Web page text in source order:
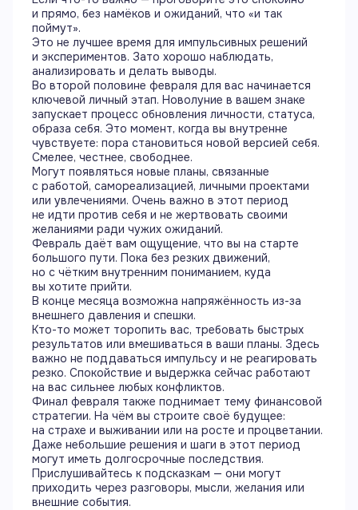
и прямо, без намёков и ожиданий, что «и так
поймут».
Это не лучшее время для импульсивных решений
и экспериментов. Зато хорошо наблюдать,
анализировать и делать выводы.
Во второй половине февраля для вас начинается
ключевой личный этап. Новолуние в вашем знаке
запускает процесс обновления личности, статуса,
образа себя. Это момент, когда вы внутренне
чувствуете: пора становиться новой версией себя.
Смелее, честнее, свободнее.
Могут появляться новые планы, связанные
с работой, самореализацией, личными проектами
или увлечениями. Очень важно в этот период
не идти против себя и не жертвовать своими
желаниями ради чужих ожиданий.
Февраль даёт вам ощущение, что вы на старте
большого пути. Пока без резких движений,
но с чётким внутренним пониманием, куда
вы хотите прийти.
В конце месяца возможна напряжённость из-за
внешнего давления и спешки.
Кто-то может торопить вас, требовать быстрых
результатов или вмешиваться в ваши планы. Здесь
важно не поддаваться импульсу и не реагировать
резко. Спокойствие и выдержка сейчас работают
на вас сильнее любых конфликтов.
Финал февраля также поднимает тему финансовой
стратегии. На чём вы строите своё будущее:
на страхе и выживании или на росте и процветании.
Даже небольшие решения и шаги в этот период
могут иметь долгосрочные последствия.
Прислушивайтесь к подсказкам — они могут
приходить через разговоры, мысли, желания или
внешние события.